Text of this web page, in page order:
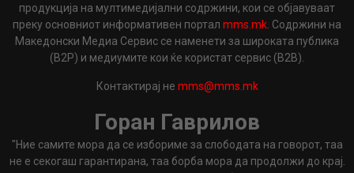
продукција на мултимедијални содржини, кои се објавуваат
преку основниот информативен портал mms.mk . Содржини на
Македонски Медиа Сервис се наменети за широката публика
(B2P) и медиумите кои ќе користат сервис (B2B).
Контактирај не mms@mms.mk
Горан Гаврилов
"Ние самите мора да се избориме за слободата на говорот, таа
не е секогаш гарантирана, таа борба мора да продолжи до крај.